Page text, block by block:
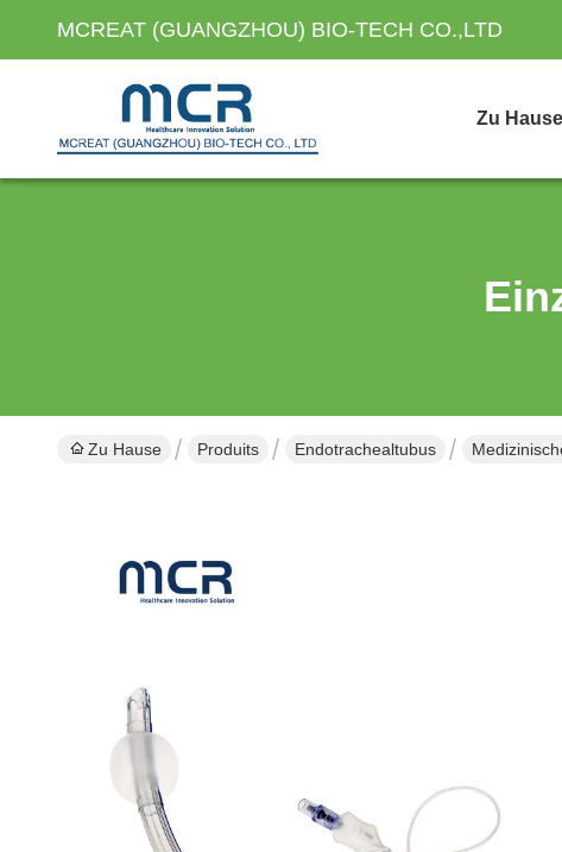
MCREAT (GUANGZHOU) BIO-TECH CO.,LTD
Zu Hause
Zu Hause Produits Endotrachealtubus